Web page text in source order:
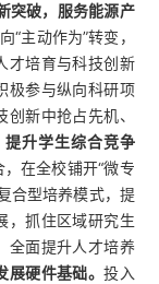
突破，服务能源产
“主动作为”转变，
才培育与科技创新
极参与纵向科研项
新中抢占先机、
升学生综合竞争
在全校铺开“微专
合型培养模式，提
，抓住区域研究生
全面提升人才培养
展硬件基础。投入